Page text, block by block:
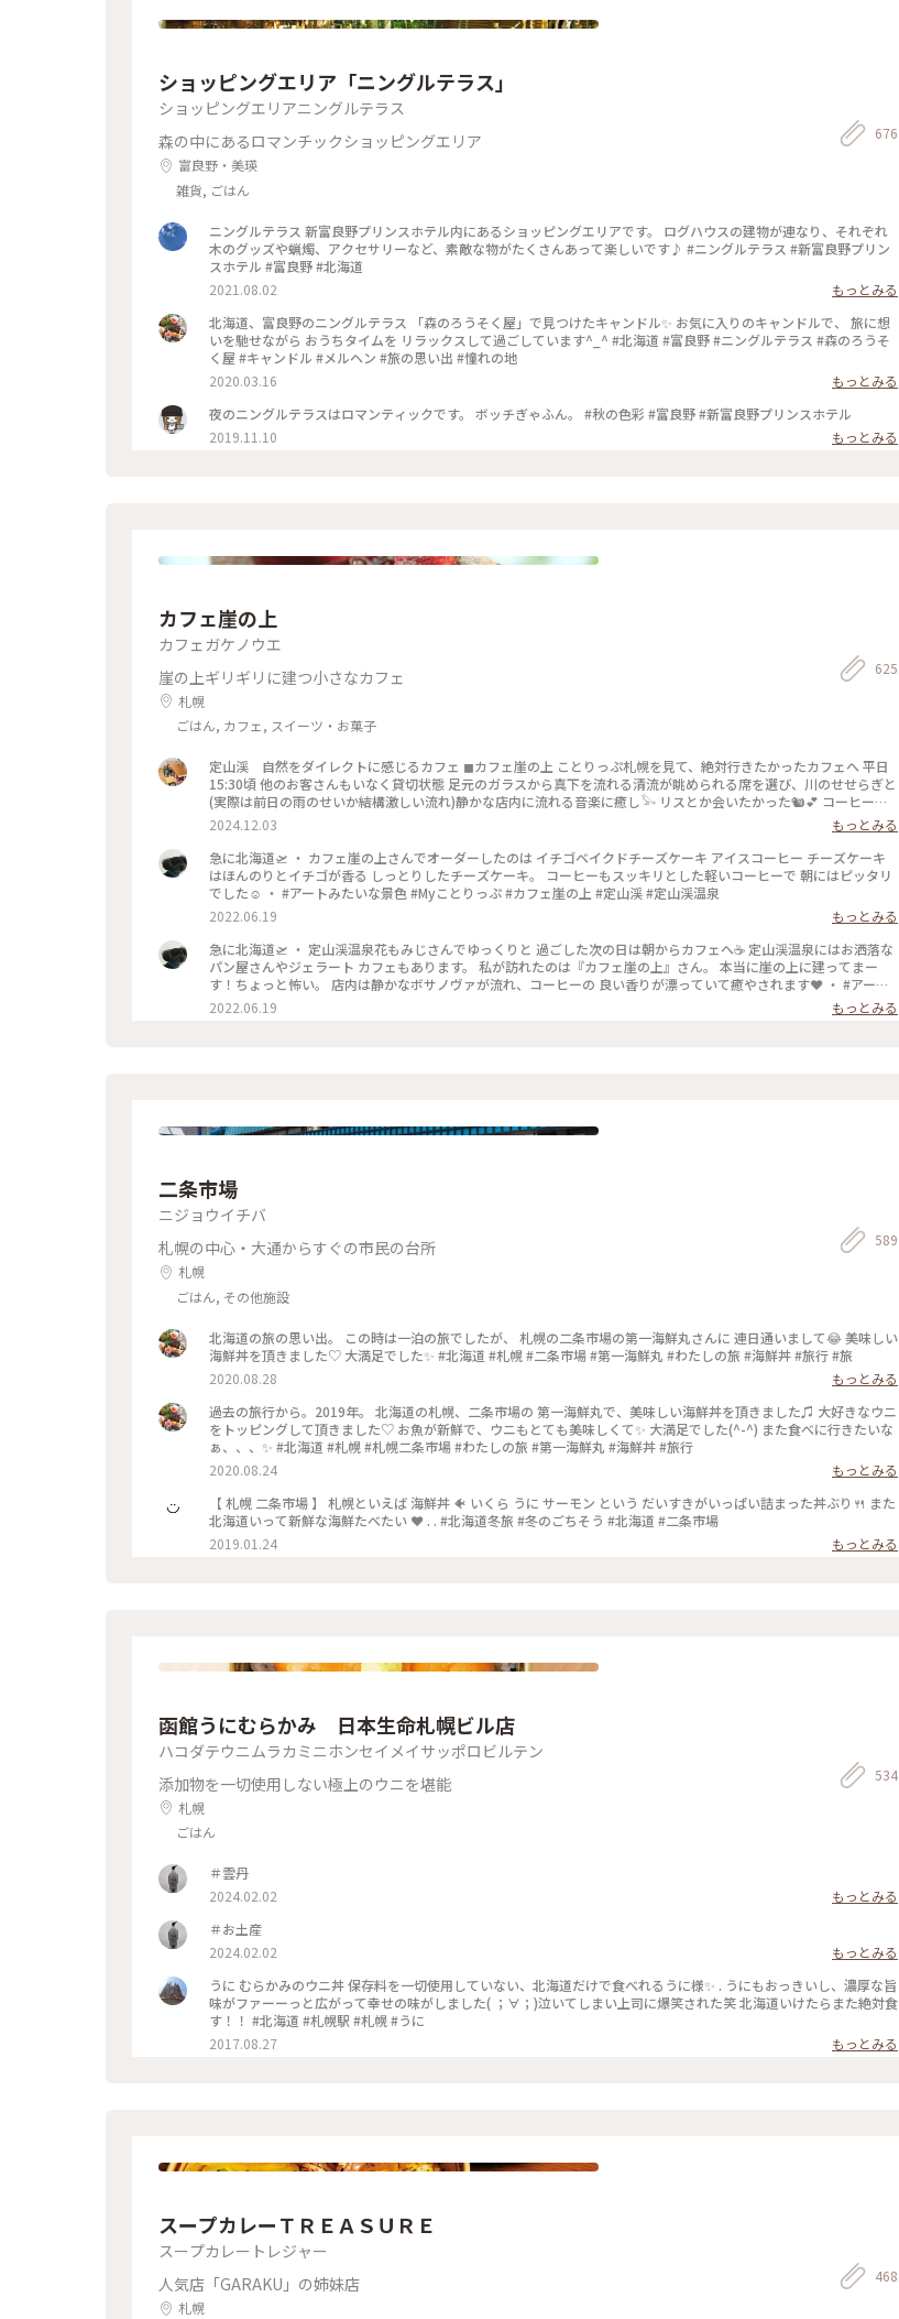
ンガ倉庫店#赤瓦#コースター#アロマ#アロマグッズ#香り#旅の思い出#ハンドメイドアクセサリー#アクセサリー#
ショッピングエリア「ニングルテラス」
ショッピングエリアニングルテラス
森の中にあるロマンチックショッピングエリア
富良野・美瑛
雑貨, ごはん
676
ニングルテラス 新富良野プリンスホテル内にあるショッピングエリアです。 ログハウスの建物が連なり、それぞれ
木のグッズや蝋燭、アクセサリーなど、素敵な物がたくさんあって楽しいです♪ #ニングルテラス #新富良野プリン
スホテル #富良野 #北海道
2021.08.02
もっとみる
北海道、富良野のニングルテラス 「森のろうそく屋」で見つけたキャンドル✨ お気に入りのキャンドルで、 旅に想
いを馳せながら おうちタイムを リラックスして過ごしています^_^ #北海道 #富良野 #ニングルテラス #森のろうそ
く屋 #キャンドル #メルヘン #旅の思い出 #憧れの地
2020.03.16
もっとみる
夜のニングルテラスはロマンティックです。 ボッチぎゃふん。 #秋の色彩 #富良野 #新富良野プリンスホテル
2019.11.10
もっとみる
カフェ崖の上
カフェガケノウエ
崖の上ギリギリに建つ小さなカフェ
札幌
ごはん, カフェ, スイーツ・お菓子
625
定山渓 自然をダイレクトに感じるカフェ ◼︎カフェ崖の上 ことりっぷ札幌を見て、絶対行きたかったカフェへ 平日
15:30頃 他のお客さんもいなく貸切状態 足元のガラスから真下を流れる清流が眺められる席を選び、川のせせらぎと
(実際は前日の雨のせいか結構激しい流れ)静かな店内に流れる音楽に癒し𓅨 リスとか会いたかった🐿️💕 コーヒーも
ケーキも美味しくって、また色んな季節も感じたい素敵なお店でした！ #ベストトリップ2024 #北海道 #札幌 #定山
渓
2024.12.03
もっとみる
急に北海道🛫 ・ カフェ崖の上さんでオーダーしたのは イチゴベイクドチーズケーキ アイスコーヒー チーズケーキ
はほんのりとイチゴが香る しっとりしたチーズケーキ。 コーヒーもスッキリとした軽いコーヒーで 朝にはピッタリ
でした☺️ ・ #アートみたいな景色 #Myことりっぷ #カフェ崖の上 #定山渓 #定山渓温泉
2022.06.19
もっとみる
急に北海道🛫 ・ 定山渓温泉花もみじさんでゆっくりと 過ごした次の日は朝からカフェへ☕ 定山渓温泉にはお洒落な
パン屋さんやジェラート カフェもあります。 私が訪れたのは『カフェ崖の上』さん。 本当に崖の上に建ってまー
す！ちょっと怖い。 店内は静かなボサノヴァが流れ、コーヒーの 良い香りが漂っていて癒やされます❤️ ・ #アート
みたいな景色 #Myことりっぷ #定山渓 #定山渓温泉 #カフェ崖の上
2022.06.19 もっとみる
二条市場
ニジョウイチバ
札幌の中心・大通からすぐの市民の台所
札幌
ごはん, その他施設
589
北海道の旅の思い出。 この時は一泊の旅でしたが、 札幌の二条市場の第一海鮮丸さんに 連日通いまして😂 美味しい
海鮮丼を頂きました♡ 大満足でした✨ #北海道 #札幌 #二条市場 #第一海鮮丸 #わたしの旅 #海鮮丼 #旅行 #旅
2020.08.28
もっとみる
過去の旅行から。2019年。 北海道の札幌、二条市場の 第一海鮮丸で、美味しい海鮮丼を頂きました♫ 大好きなウニ
をトッピングして頂きました♡ お魚が新鮮で、ウニもとても美味しくて✨ 大満足でした(^-^) また食べに行きたいな
ぁ、、、✨ #北海道 #札幌 #札幌二条市場 #わたしの旅 #第一海鮮丸 #海鮮丼 #旅行
2020.08.24
もっとみる
【 札幌 二条市場 】 札幌といえば 海鮮丼 🐠 いくら うに サーモン という だいすきがいっぱい詰まった丼ぶり🍴 また
北海道いって新鮮な海鮮たべたい ❤︎ . . #北海道冬旅 #冬のごちそう #北海道 #二条市場
2019.01.24
もっとみる
函館うにむらかみ 日本生命札幌ビル店
ハコダテウニムラカミニホンセイメイサッポロビルテン
添加物を一切使用しない極上のウニを堪能
札幌
ごはん
534
＃雲丹
2024.02.02
もっとみる
＃お土産
2024.02.02
もっとみる
うに むらかみのウニ丼 保存料を一切使用していない、北海道だけで食べれるうに様✨ . うにもおっきいし、濃厚な旨
味がファーーっと広がって幸せの味がしました( ；∀；)泣いてしまい上司に爆笑された笑 北海道いけたらまた絶対食
す！！ #北海道 #札幌駅 #札幌 #うに
2017.08.27
もっとみる
スープカレーＴＲＥＡＳＵＲＥ
スープカレートレジャー
人気店「GARAKU」の姉妹店
札幌
468